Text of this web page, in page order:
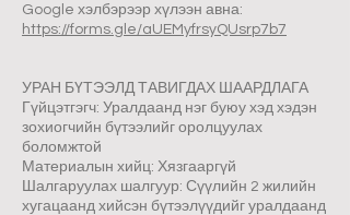
Google хэлбэрээр хүлээн авна:
https://forms.gle/aUEMyfrsyQUsrp7b7
УРАН БҮТЭЭЛД ТАВИГДАХ ШААРДЛАГА
Гүйцэтгэгч: Уралдаанд нэг буюу хэд хэдэн
зохиогчийн бүтээлийг оролцуулах
боломжтой
Материалын хийц: Хязгааргүй
Шалгаруулах шалгуур: Сүүлийн 2 жилийн
хугацаанд хийсэн бүтээлүүдийг уралдаанд